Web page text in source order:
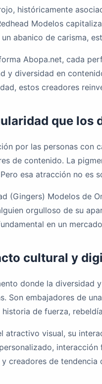
históricamente
Modelos
abanico de carisma,
Abopa.net, cada
y diversidad en
estos creadores
que los
por las personas con
de contenido. La
esa atracción no es
(Gingers) Modelos de
orgulloso de su
en un
cultural y
donde la diversidad
Son embajadores de
historia de fuerza,
atractivo visual, su
y creadores de